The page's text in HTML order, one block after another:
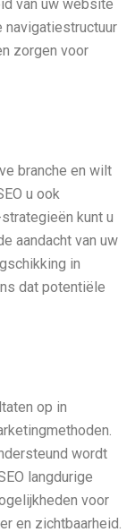
van uw website
navigatiestructuur
zorgen voor
branche en wilt
u ook
kunt u
aandacht van uw
in
dat potentiële
op in
wordt
langdurige
voor
en zichtbaarheid.